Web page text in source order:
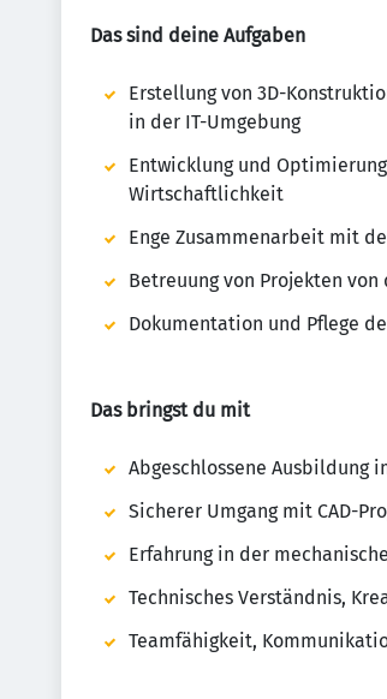
Das sind deine Aufgaben
Erstellung von 3D-
in der IT-Umgebung
Entwicklung und
Wirtschaftlichkeit
Enge Zusammenarbeit mit
Betreuung von Projekten
Dokumentation und Pflege
Das bringst du mit
Abgeschlossene Ausbildung
Sicherer Umgang mit CAD-
Erfahrung in der
Technisches Verständnis,
Teamfähigkeit,